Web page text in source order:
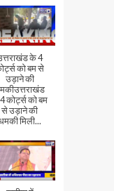
के 4
को बम से
उड़ाने की
कोर्ट्स को बम
से उड़ाने की
मिली...